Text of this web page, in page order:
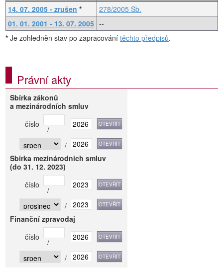
14. 07. 2005 - zrušen *
278/2005 Sb.
01. 01. 2001 - 13. 07. 2005 --
* Je zohledněn stav po zapracování těchto předpisů.
Právní akty
Sbírka zákonů
a mezinárodních smluv
číslo
/
/
Sbírka mezinárodních smluv
(do 31. 12. 2023)
číslo
/
/
Finanční zpravodaj
číslo
/
/